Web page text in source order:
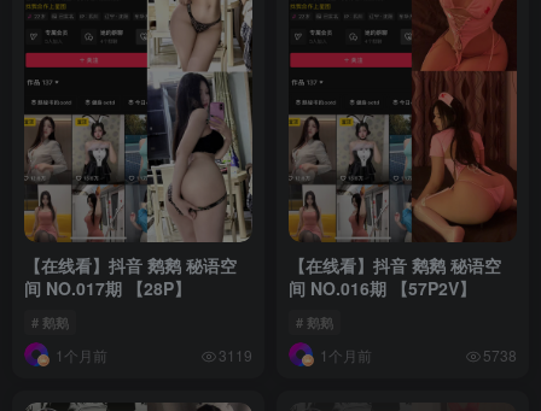
【在线看】抖音 鹅鹅 秘语空
间 NO.017期 【28P】
# 鹅鹅
1个月前 3119
【在线看】抖音 鹅鹅 秘语空
间 NO.016期 【57P2V】
# 鹅鹅
1个月前 5738